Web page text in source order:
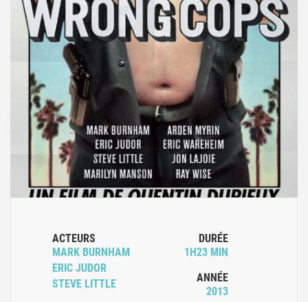
ACTEURS
MARK BURNHAM
ERIC JUDOR
STEVE LITTLE
DURÉE
1H23 MIN
ANNÉE
2013